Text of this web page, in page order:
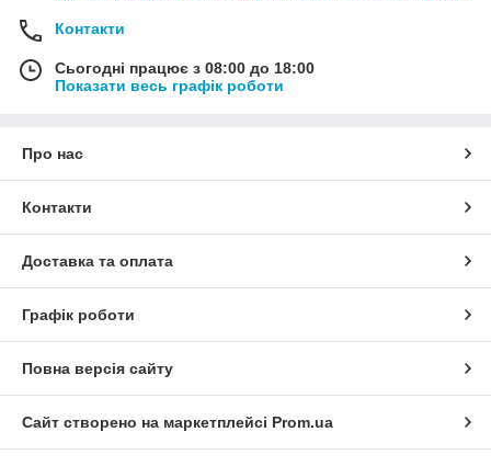
Контакти
Сьогодні працює з 08:00 до 18:00
Показати весь графік роботи
Про нас
Контакти
Доставка та оплата
Графік роботи
Повна версія сайту
Сайт створено на маркетплейсі Prom.ua